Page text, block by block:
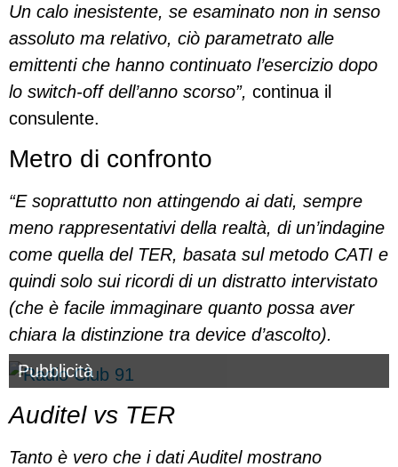
Un calo inesistente, se esaminato non in senso
assoluto ma relativo, ciò parametrato alle
emittenti che hanno continuato l’esercizio dopo
lo switch-off dell’anno scorso”, continua il
consulente.
Metro di confronto
“E soprattutto non attingendo ai dati, sempre
meno rappresentativi della realtà, di un’indagine
come quella del TER, basata sul metodo CATI e
quindi solo sui ricordi di un distratto intervistato
(che è facile immaginare quanto possa aver
chiara la distinzione tra device d’ascolto).
Pubblicità
Auditel vs TER
Tanto è vero che i dati Auditel mostrano